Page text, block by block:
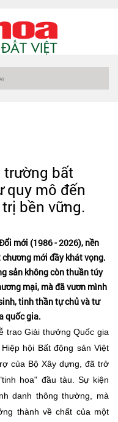
trường bất
quy mô đến
bền vững.
mới (1986 - 2026), nền
mới đầy khát vọng.
sản không còn thuần túy
mại, mà đã vươn mình
tinh thần tự chủ và tư
quốc gia.
Giải thưởng Quốc gia
hội Bất động sản Việt
của Bộ Xây dựng, đã trở
hoa" đầu tàu. Sự kiện
danh thông thường, mà
thành về chất của một